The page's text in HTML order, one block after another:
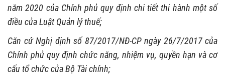
năm 2020 của Chính phủ quy định chi tiết thi hành một số
điều của Luật Quản lý thuế;
Căn cứ Nghị định số 87/2017/NĐ-CP ngày 26/7/2017 của
Chính phủ quy định chức năng, nhiệm vụ, quyền hạn và cơ
cấu tổ chức của Bộ Tài chính;